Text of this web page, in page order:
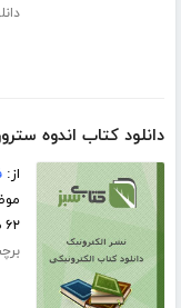
دانلود کتاب اندوه
از:
۶۲ صفحه